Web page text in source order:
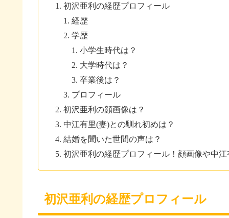
初沢亜利の経歴プロフィール
経歴
学歴
小学生時代は？
大学時代は？
卒業後は？
プロフィール
初沢亜利の顔画像は？
中江有里(妻)との馴れ初めは？
結婚を聞いた世間の声は？
初沢亜利の経歴プロフィール！顔画像や中
初沢亜利の経歴プロフィール